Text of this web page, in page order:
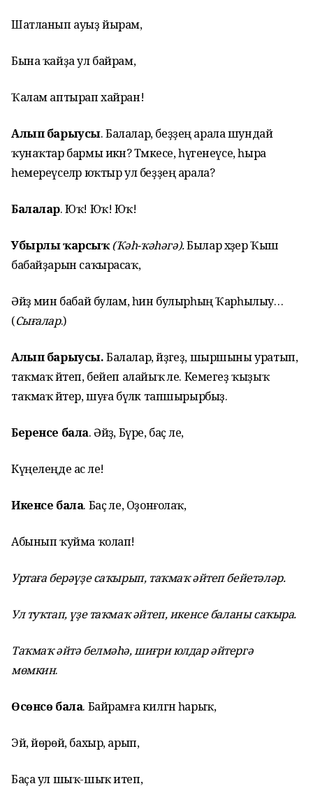
Шатланып ауыҙ йырам,
Бына ҡайҙа ул байрам,
Ҡалам аптырап хайран!
Алып барыусы. Балалар, беҙҙең арала шундай
ҡунаҡтар бармы икән? Тәмәкесе, һүгенеүсе, һыра
һемереүселәр юҡтыр ул беҙҙең арала?
Балалар. Юҡ! Юҡ! Юҡ!
Убырлы ҡарсыҡ(Ҡәһ-ҡәһәгә).Былар хәҙер Ҡыш
бабайҙарын саҡырасаҡ,
Әйҙә мин бабай булам, һин булырһың Ҡарһылыу…
(Сығалар.)
Алып барыусы.Балалар, әйҙәгеҙ, шыршыны уратып,
таҡмаҡ әйтеп, бейеп алайыҡ әле. Кемегеҙ ҡыҙыҡ
таҡмаҡ әйтер, шуға бүләк тапшырырбыҙ.
Беренсе бала. Әйҙә, Бүре, баҫ әле,
Күңелеңде ас әле!
Икенсе бала. Баҫ әле, Оҙонғолаҡ,
Абынып ҡуйма ҡолап!
Уртаға берәүҙе саҡырып, таҡмаҡ әйтеп бейетәләр.
Ул туҡтап, үҙе таҡмаҡ әйтеп, икенсе баланы саҡыра.
Таҡмаҡ әйтә белмәһә, шиғри юлдар әйтергә
мөмкин.
Өсөнсө бала. Байрамға килгән һарыҡ,
Эй, йөрөй, бахыр, арып,
Баҫа ул шыҡ-шыҡ итеп,